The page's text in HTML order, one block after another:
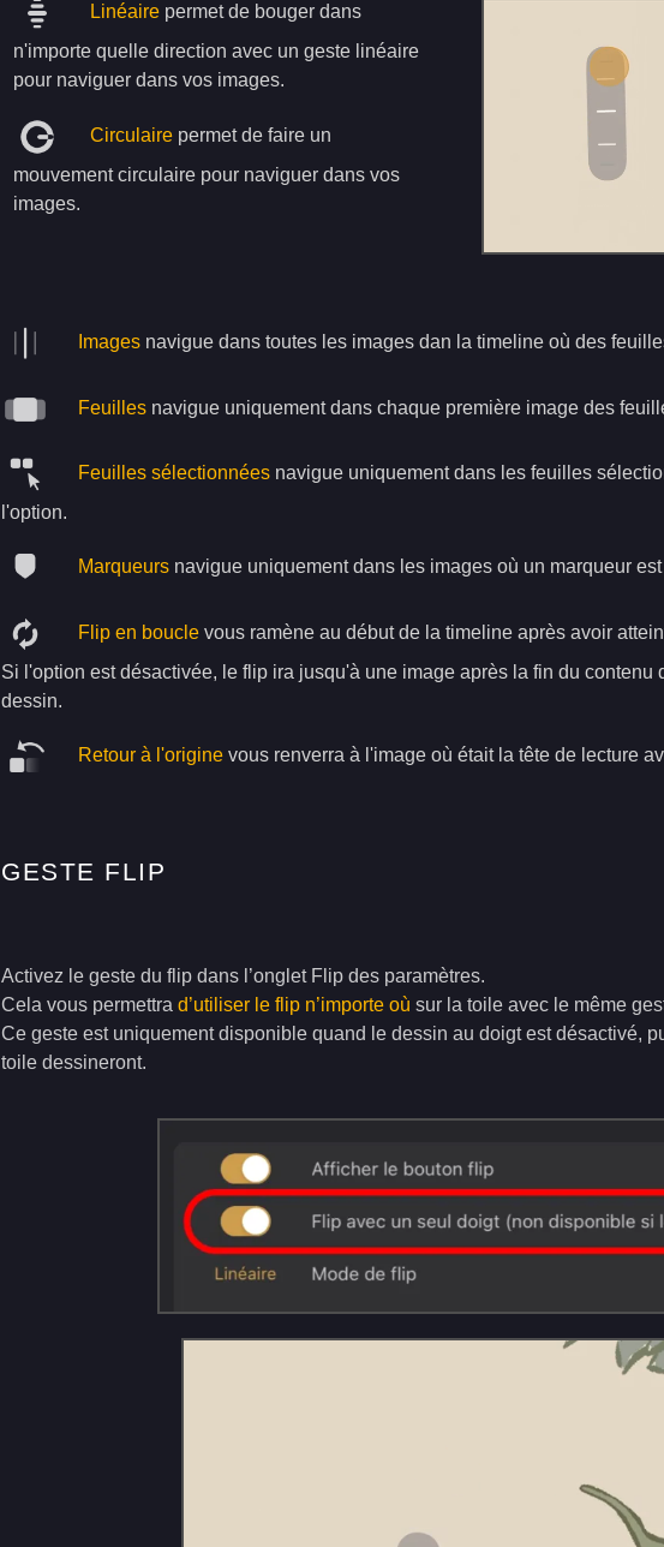
Linéaire permet de bouger dans
n'importe quelle direction avec un geste linéaire
pour naviguer dans vos images.
Circulaire permet de faire un
mouvement circulaire pour naviguer dans vos
images.
Images navigue dans toutes les images dan la timeline où des
Feuilles navigue uniquement dans chaque première image des
Feuilles sélectionnées navigue uniquement dans les feuilles
l'option.
Marqueurs navigue uniquement dans les images où un marqueur
Flip en boucle vous ramène au début de la timeline après avoir
Si l'option est désactivée, le flip ira jusqu'à une image après la fin du
dessin.
Retour à l'origine vous renverra à l'image où était la tête de lecture
GESTE FLIP
Activez le geste du flip dans l’onglet Flip des paramètres.
Cela vous permettrad’utiliser le flip n’importe où sur la toile avec le même
Ce geste est uniquement disponible quand le dessin au doigt est désactivé,
toile dessineront.